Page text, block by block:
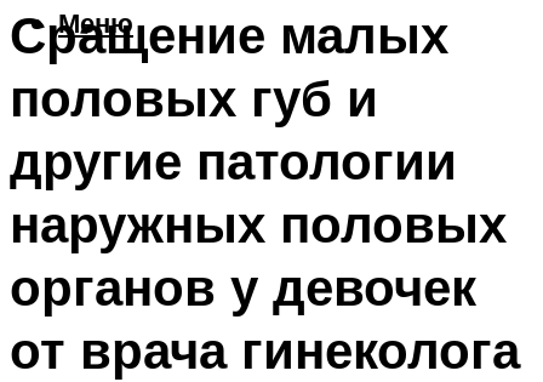
Меню
Сращение малых
половых губ и
другие патологии
наружных половых
органов у девочек
от врача гинеколога